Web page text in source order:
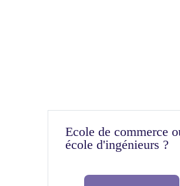
Ecole de commerce
école d'ingénieurs ?